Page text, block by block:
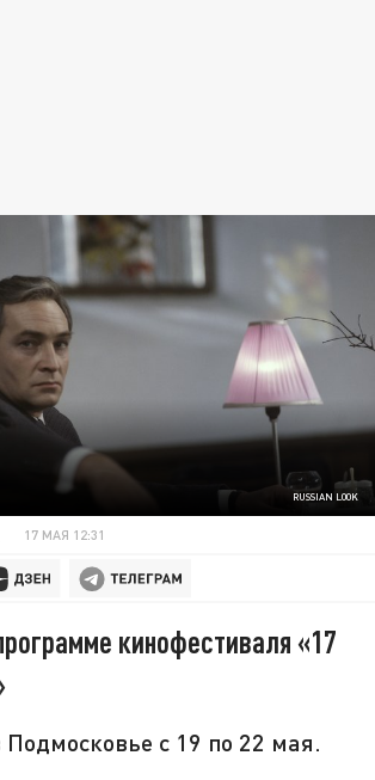
RUSSIAN LOOK
17 МАЯ 12:31
кинофестиваля «17
с 19 по 22 мая.